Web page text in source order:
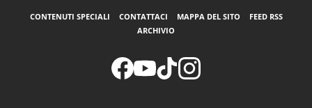
CONTENUTI SPECIALI CONTATTACI MAPPA DEL SITO
FEED RSS
ARCHIVIO